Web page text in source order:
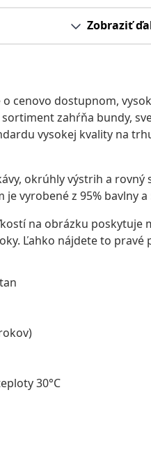
Zobraziť
o cenovo dostupnom,
zahŕňa bundy,
vysokej kvality na
okrúhly výstrih a
vyrobené z 95% bavlny
na obrázku poskytuje
Ľahko nájdete to pravé
30°C